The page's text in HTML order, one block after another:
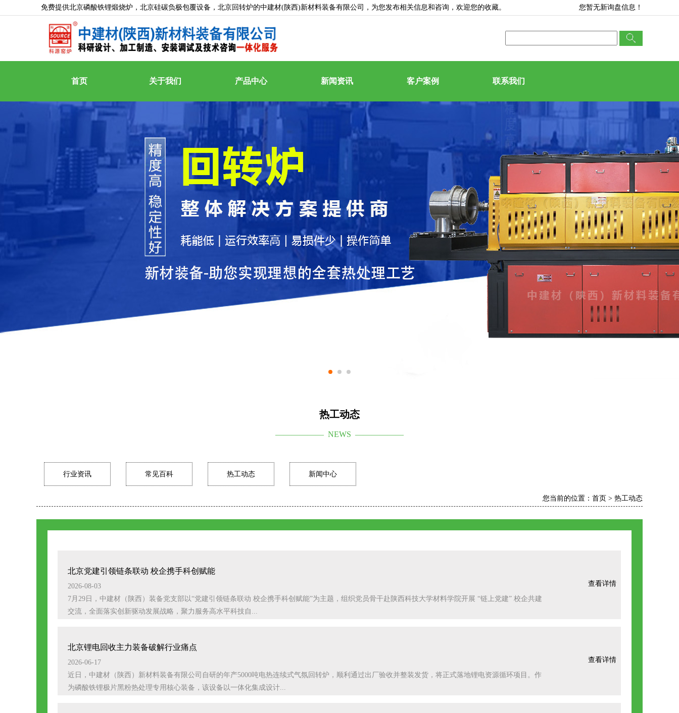
免费提供北京磷酸铁锂煅烧炉 ，北京硅碳负极包覆设备，北京回转炉的中建材(陕西)新材料装备有限公司，为您发布相关信息和咨询，欢迎您的收藏。 您暂无新询盘信息！
首页 关于我们 产品中心 新闻资讯 客户案例 联系我们
热工动态
—————— NEWS ——————
行业资讯 常见百科 热工动态 新闻中心
您当前的位置： 首页 > 热工动态
北京党建引领链条联动 校企携手科创赋能
2026-08-03
7月29日，中建材（陕西）装备党支部以“党建引领链条联动 校企携手科创赋能”为主题，组织党员骨干赴陕西科技大学材料学院开展 “链上党建” 校企共建
交流，全面落实创新驱动发展战略，聚力服务高水平科技自...
查看详情
北京锂电回收主力装备破解行业痛点
2026-06-17
近日，中建材（陕西）新材料装备有限公司自研的年产5000吨电热连续式气氛回转炉，顺利通过出厂验收并整装发货，将正式落地锂电资源循环项目。作
为磷酸铁锂极片黑粉热处理专用核心装备，该设备以一体化集成设计...
查看详情